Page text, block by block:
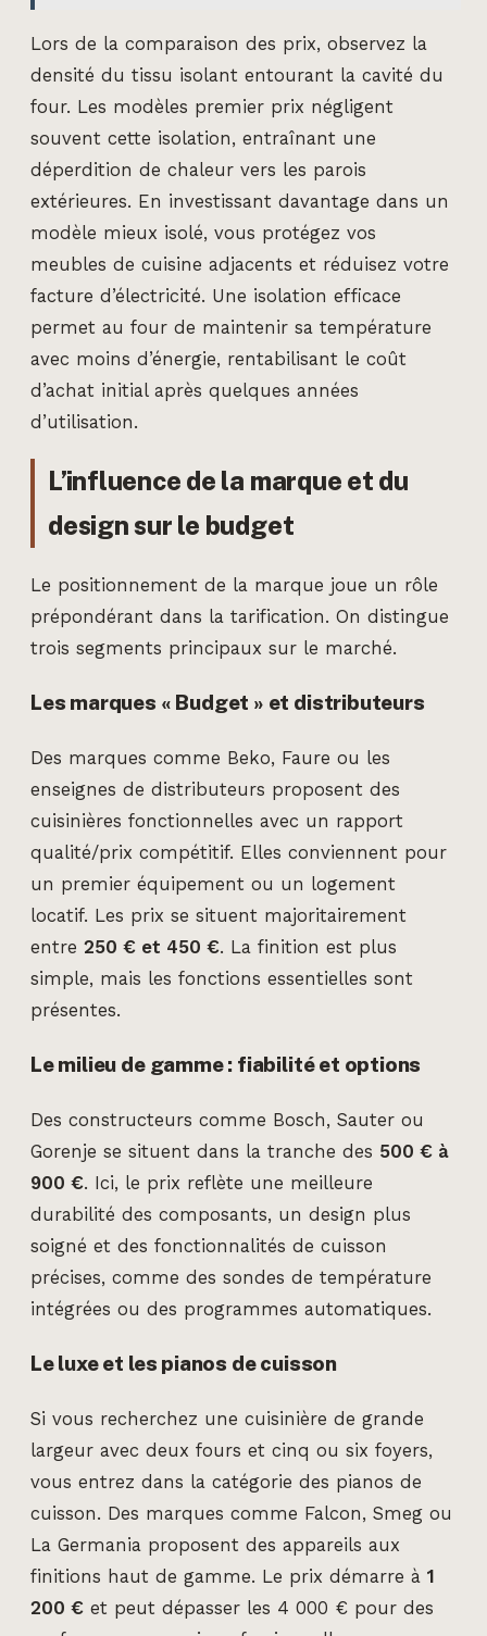
Lors de la comparaison des prix, observez la
densité du tissu isolant entourant la cavité du
four. Les modèles premier prix négligent
souvent cette isolation, entraînant une
déperdition de chaleur vers les parois
extérieures. En investissant davantage dans un
modèle mieux isolé, vous protégez vos
meubles de cuisine adjacents et réduisez votre
facture d’électricité. Une isolation efficace
permet au four de maintenir sa température
avec moins d’énergie, rentabilisant le coût
d’achat initial après quelques années
d’utilisation.
L’influence de la marque et du
design sur le budget
Le positionnement de la marque joue un rôle
prépondérant dans la tarification. On distingue
trois segments principaux sur le marché.
Les marques « Budget » et distributeurs
Des marques comme Beko, Faure ou les
enseignes de distributeurs proposent des
cuisinières fonctionnelles avec un rapport
qualité/prix compétitif. Elles conviennent pour
un premier équipement ou un logement
locatif. Les prix se situent majoritairement
entre 250 € et 450 €. La finition est plus
simple, mais les fonctions essentielles sont
présentes.
Le milieu de gamme : fiabilité et options
Des constructeurs comme Bosch, Sauter ou
Gorenje se situent dans la tranche des 500 € à
900 €. Ici, le prix reflète une meilleure
durabilité des composants, un design plus
soigné et des fonctionnalités de cuisson
précises, comme des sondes de température
intégrées ou des programmes automatiques.
Le luxe et les pianos de cuisson
Si vous recherchez une cuisinière de grande
largeur avec deux fours et cinq ou six foyers,
vous entrez dans la catégorie des pianos de
cuisson. Des marques comme Falcon, Smeg ou
La Germania proposent des appareils aux
finitions haut de gamme. Le prix démarre à 1
200 € et peut dépasser les 4 000 € pour des